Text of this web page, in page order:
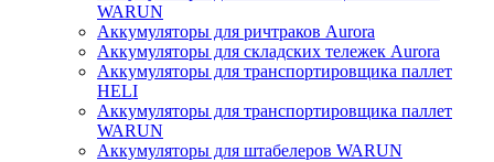
WARUN
Аккумуляторы для ричтраков Aurora
Аккумуляторы для складских тележек Aurora
Аккумуляторы для транспортировщика паллет
HELI
Аккумуляторы для транспортировщика паллет
WARUN
Аккумуляторы для штабелеров WARUN